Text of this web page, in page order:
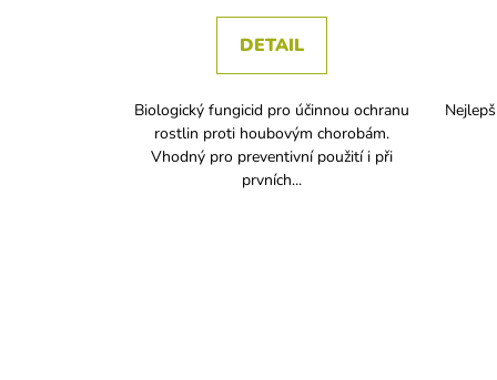
DETAIL
Biologický fungicid pro účinnou ochranu
rostlin proti houbovým chorobám.
Vhodný pro preventivní použití i při
prvních...